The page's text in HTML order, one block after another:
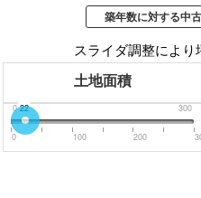
築年数に対する中
スライダ調整によ
土地面積
0 300
22
0 100 200